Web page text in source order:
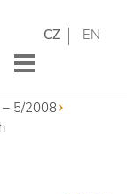
CZ EN
– 5/2008